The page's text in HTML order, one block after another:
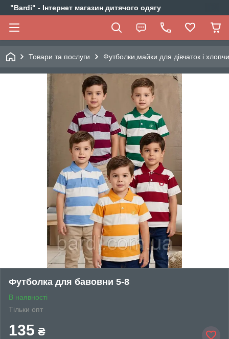
"Bardi" - Інтернет магазин дитячого одягу
Товари та послуги Футболки,майки для дівчаток і
Футболка для бавовни 5-8
В наявності
Тільки опт
135 ₴